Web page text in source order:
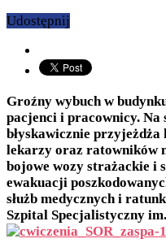
Udostępnij
Groźny wybuch w
pacjenci i pracownicy. Na
błyskawicznie
lekarzy oraz ratowników
bojowe wozy strażackie i
ewakuacji
służb medycznych i
Szpital Specjalistyczny